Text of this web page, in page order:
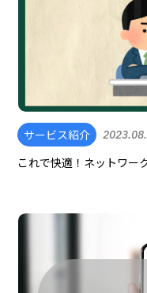
サービス紹介
これで快適！ネットワー